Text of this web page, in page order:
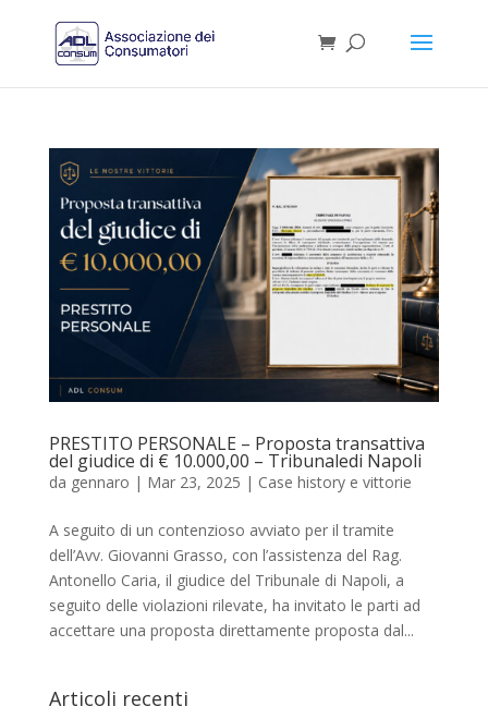
PRESTITO PERSONALE – Proposta transattiva
del giudice di € 10.000,00 – Tribunaledi Napoli
da gennaro | Mar 23, 2025 | Case history e vittorie
A seguito di un contenzioso avviato per il tramite
dell’Avv. Giovanni Grasso, con l’assistenza del Rag.
Antonello Caria, il giudice del Tribunale di Napoli, a
seguito delle violazioni rilevate, ha invitato le parti ad
accettare una proposta direttamente proposta dal...
Articoli recenti